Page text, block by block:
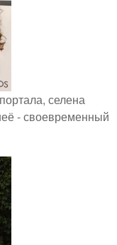
селена
- своевременный